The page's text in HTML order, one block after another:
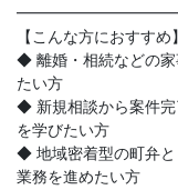
【こんな方におすすめ】
◆ 離婚・相続などの家
たい方
◆ 新規相談から案件完
を学びたい方
◆ 地域密着型の町弁と
業務を進めたい方